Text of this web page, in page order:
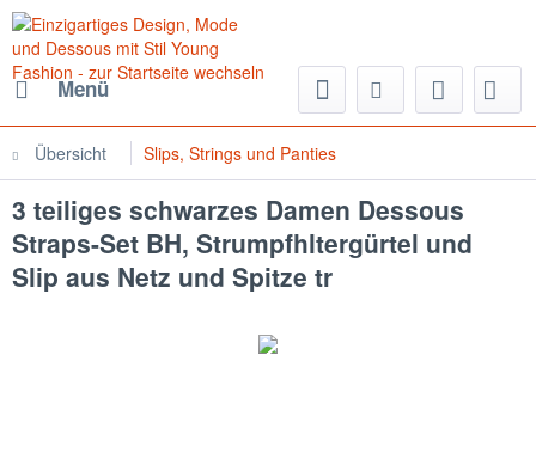
Menü
Übersicht Slips, Strings und Panties
3 teiliges schwarzes Damen Dessous
Straps-Set BH, Strumpfhltergürtel und
Slip aus Netz und Spitze tr